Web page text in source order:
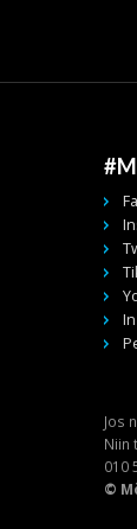
Jos
Niin
010
©